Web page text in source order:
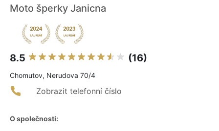
Moto šperky Janicna
8.5 (16)
Chomutov, Nerudova 70/4
Zobrazit telefonní číslo
O společnosti: